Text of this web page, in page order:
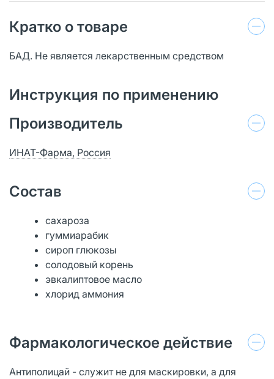
Кратко о товаре
БАД. Не является лекарственным средством
Инструкция по применению
Производитель
ИНАТ-Фарма, Россия
Состав
сахароза
гуммиарабик
сироп глюкозы
солодовый корень
эвкалиптовое масло
хлорид аммония
Фармакологическое действие
Антиполицай - служит не для маскировки, а для